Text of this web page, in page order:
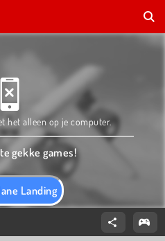
Landing
het alleen op je computer.
gekke games!